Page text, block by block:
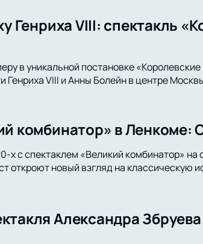
Генриха VIII: спектакль
в уникальной постановке
Генриха VIII и Анны Болейн в центре
комбинатор» в Ленкоме:
х с спектаклем «Великий комбинатор»
откроют новый взгляд на классическую
Александра